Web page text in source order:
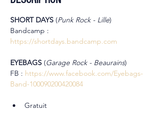
SHORT DAYS (Punk Rock - Lille)
Bandcamp :
https://shortdays.bandcamp.com
EYEBAGS (Garage Rock - Beaurains)
FB : https://www.facebook.com/Eyebags-
Band-100090200420084
Gratuit